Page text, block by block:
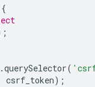
{
.querySelector(
csrf_token);